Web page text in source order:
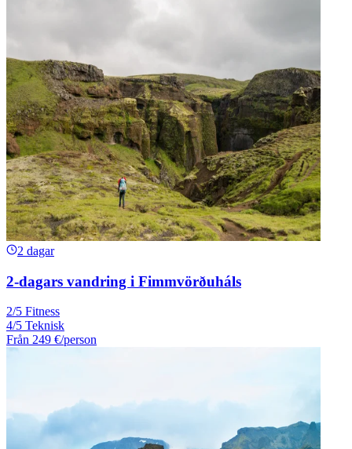
2 dagar
2-dagars vandring i Fimmvörðuháls
2/5 Fitness
4/5 Teknisk
Från 249 €/person